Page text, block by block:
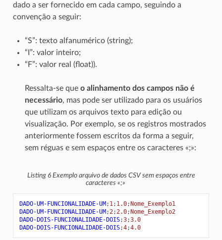
dado a ser fornecido em cada campo, seguindo a
convenção a seguir:
“S”: texto alfanumérico (string);
“I”: valor inteiro;
“F”: valor real (float)).
Ressalta-se que o alinhamento dos campos não é
necessário, mas pode ser utilizado para os usuários
que utilizam os arquivos texto para edição ou
visualização. Por exemplo, se os registros mostrados
anteriormente fossem escritos da forma a seguir,
sem réguas e sem espaços entre os caracteres «;»:
Listing 6 Exemplo arquivo de dados CSV sem espaços entre
caracteres «;»
DADO-UM-FUNCIONALIDADE-UM ; 1; 1.0; Nome_Exemplo1
DADO-UM-FUNCIONALIDADE-UM ;2;2.0; Nome_Exemplo2
DADO-DOIS-FUNCIONALIDADE-DOIS;3;3.0
DADO-DOIS-FUNCIONALIDADE-DOIS;4;4.0